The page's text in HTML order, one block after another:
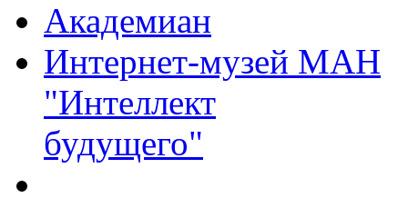
Академиан
Интернет-музей МАН
"Интеллект
будущего"